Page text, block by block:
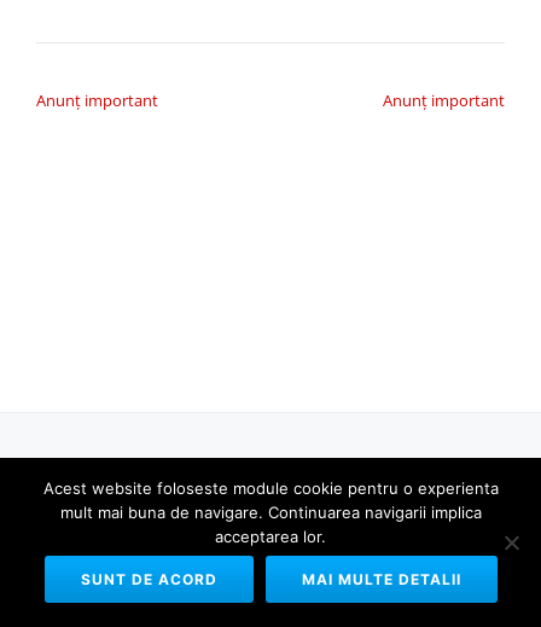
Anunț important Anunț important
România
SECONDARY
MENUCopyright © 2010-2026 ANMDMR. Toate drepturile rezervate.
Acest website foloseste module cookie pentru o experienta
mult mai buna de navigare. Continuarea navigarii implica
acceptarea lor.
SUNT DE ACORD MAI MULTE DETALII